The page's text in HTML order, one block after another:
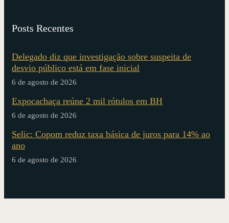
Posts Recentes
Delegado diz que investigação sobre suspeita de
desvio público está em fase inicial
6 de agosto de 2026
Expocachaça reúne 2 mil rótulos em BH
6 de agosto de 2026
Selic: Copom reduz taxa básica de juros para 14% ao
ano
6 de agosto de 2026